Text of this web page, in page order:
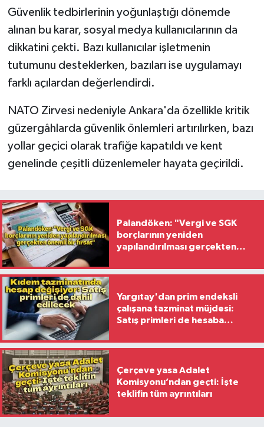
Güvenlik tedbirlerinin yoğunlaştığı dönemde
alınan bu karar, sosyal medya kullanıcılarının da
dikkatini çekti. Bazı kullanıcılar işletmenin
tutumunu desteklerken, bazıları ise uygulamayı
farklı açılardan değerlendirdi.
NATO Zirvesi nedeniyle Ankara'da özellikle kritik
güzergâhlarda güvenlik önlemleri artırılırken, bazı
yollar geçici olarak trafiğe kapatıldı ve kent
genelinde çeşitli düzenlemeler hayata geçirildi.
Palandöken: "Vergi ve SGK
borçlarının yeniden
yapılandırılması gerçekten
Yargıtay'dan prim endeksli
çalışana tazminat müjdesi:
Satış primleri de hesaba
Çerçeve yasa Adalet
Komisyonu’ndan geçti: İşte
teklifin tüm ayrıntıları